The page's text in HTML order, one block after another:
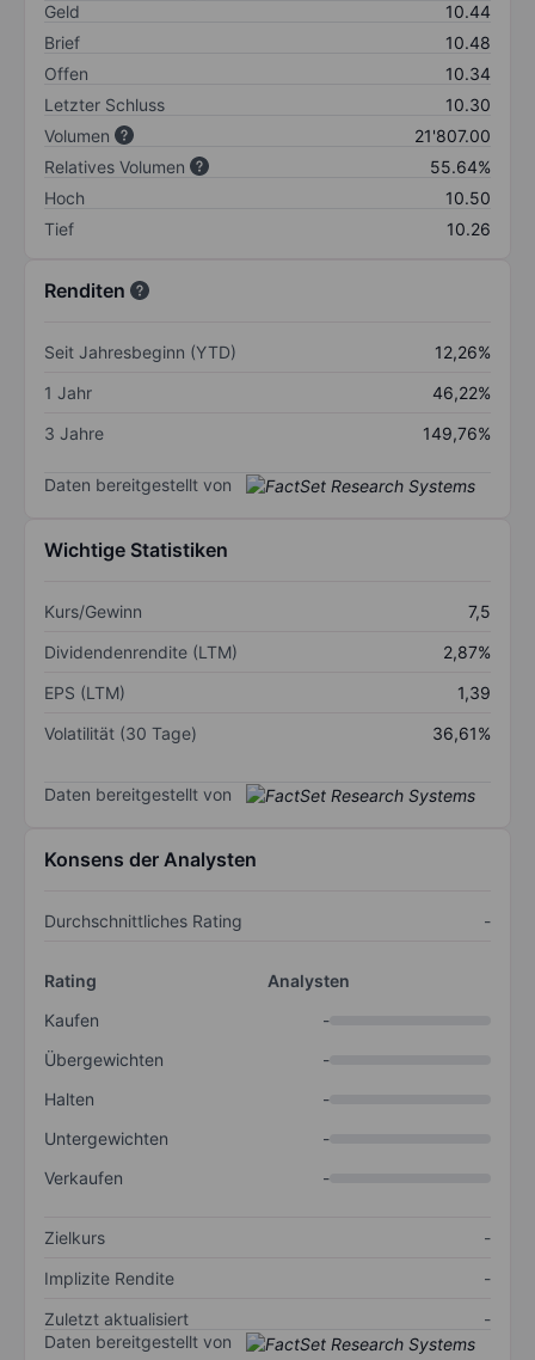
Geld
10.44
Brief
10.48
Offen
10.34
Letzter Schluss
10.30
Volumen
21'807.00
Relatives Volumen
55.64%
Hoch
10.50
Tief
10.26
Renditen
Seit Jahresbeginn (YTD)
12,26%
1 Jahr
46,22%
3 Jahre
149,76%
Daten bereitgestellt von
Wichtige Statistiken
Kurs/Gewinn
7,5
Dividendenrendite (LTM)
2,87%
EPS (LTM)
1,39
Volatilität (30 Tage)
36,61%
Daten bereitgestellt von
Konsens der Analysten
Durchschnittliches Rating -
Rating
Analysten
Kaufen
-
Übergewichten
-
Halten
-
Untergewichten
-
Verkaufen
-
Zielkurs
-
Implizite Rendite
-
Zuletzt aktualisiert
-
Daten bereitgestellt von